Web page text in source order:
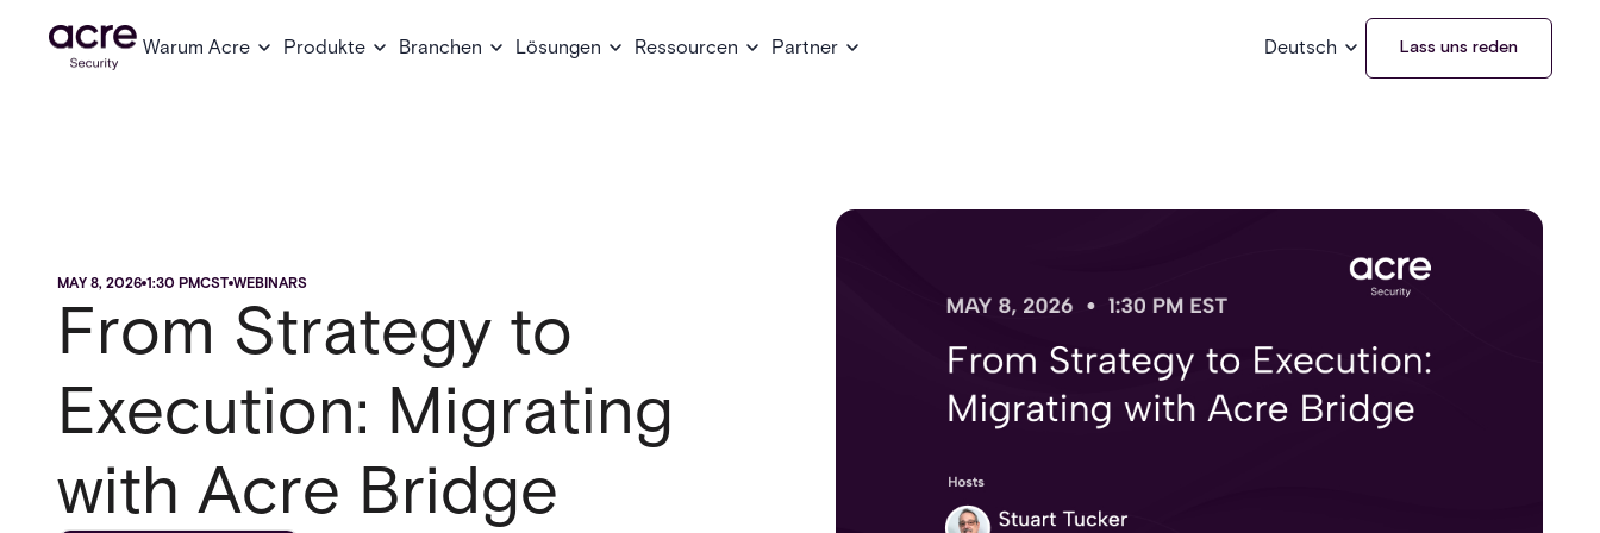
Warum Acre Produkte Branchen Lösungen Ressourcen Partner Deutsch Lass uns reden
MAY 8, 2026 1:30 PMCST WEBINARS
From Strategy to
Execution: Migrating
with Acre Bridge